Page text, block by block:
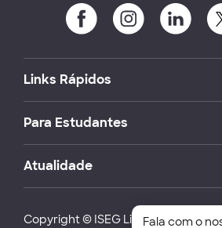
Links Rápidos
Para Estudantes
Atualidade
Copyright © ISEG Lisbon School of
Fala com o